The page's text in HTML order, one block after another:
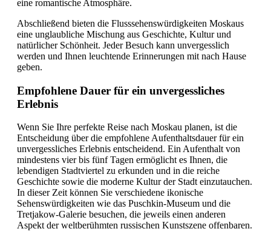
eine romantische Atmosphäre.
Abschließend bieten die Flusssehenswürdigkeiten Moskaus
eine unglaubliche Mischung aus Geschichte, Kultur und
natürlicher Schönheit. Jeder Besuch kann unvergesslich
werden und Ihnen leuchtende Erinnerungen mit nach Hause
geben.
Empfohlene Dauer für ein unvergessliches
Erlebnis
Wenn Sie Ihre perfekte Reise nach Moskau planen, ist die
Entscheidung über die empfohlene Aufenthaltsdauer für ein
unvergessliches Erlebnis entscheidend. Ein Aufenthalt von
mindestens vier bis fünf Tagen ermöglicht es Ihnen, die
lebendigen Stadtviertel zu erkunden und in die reiche
Geschichte sowie die moderne Kultur der Stadt einzutauchen.
In dieser Zeit können Sie verschiedene ikonische
Sehenswürdigkeiten wie das Puschkin-Museum und die
Tretjakow-Galerie besuchen, die jeweils einen anderen
Aspekt der weltberühmten russischen Kunstszene offenbaren.